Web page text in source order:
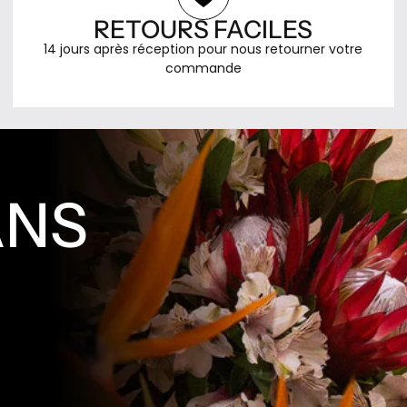
vue déclenche
l'odorat. Il ne cherche
les sens. La
lancée en 2012, est
voyages au Moyen-
fascination pour cette
comme le
L'Orient n'y est
un exotisme de
une source de
et de sagesse. Le
trois fois dans le
pour lui la protection,
la chance. En 2022, il
Serpent, inspirée
légendes du monde
parfums. C'est une maison
calquée sur le monde littéraire.
Frédéric Malle choisit ses
son créateur. Dominique Ropion,
Jean-Claude Ellena, Maurice
Olivia Giacobetti, Pierre
nez parmi les plus respectés
l'industrie, qui pour la
peuvent composer sans
et assumer publiquement
Portrait of a Lady, Carnal
Ravageur sont devenus des
références absolues de la
contemporaine. Le flacon suit
même philosophie : neutre,
minimaliste, conçu pour que
distraie du parfum et de son
RETOURS FACILES
14 jours après réception pour nous retourner votre
commande